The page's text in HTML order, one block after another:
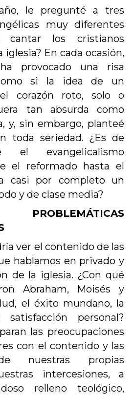
le pregunté a tres
muy diferentes
cantar los cristianos
iglesia? En cada ocasión,
provocado una risa
si la idea de un
corazón roto, solo o
tan absurda como
y, sin embargo, planteé
toda seriedad. ¿Es de
el evangelicalismo
el reformado hasta el
casi por completo un
y de clase media?
PROBLEMÁTICAS
ver el contenido de las
hablamos en privado y
de la iglesia. ¿Con qué
Abraham, Moisés y
el éxito mundano, la
personal?
las preocupaciones
con el contenido y las
nuestras propias
intercesiones, a
relleno teológico,